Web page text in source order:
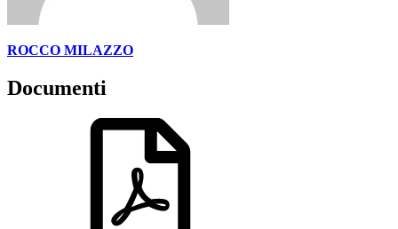
ROCCO MILAZZO
Documenti